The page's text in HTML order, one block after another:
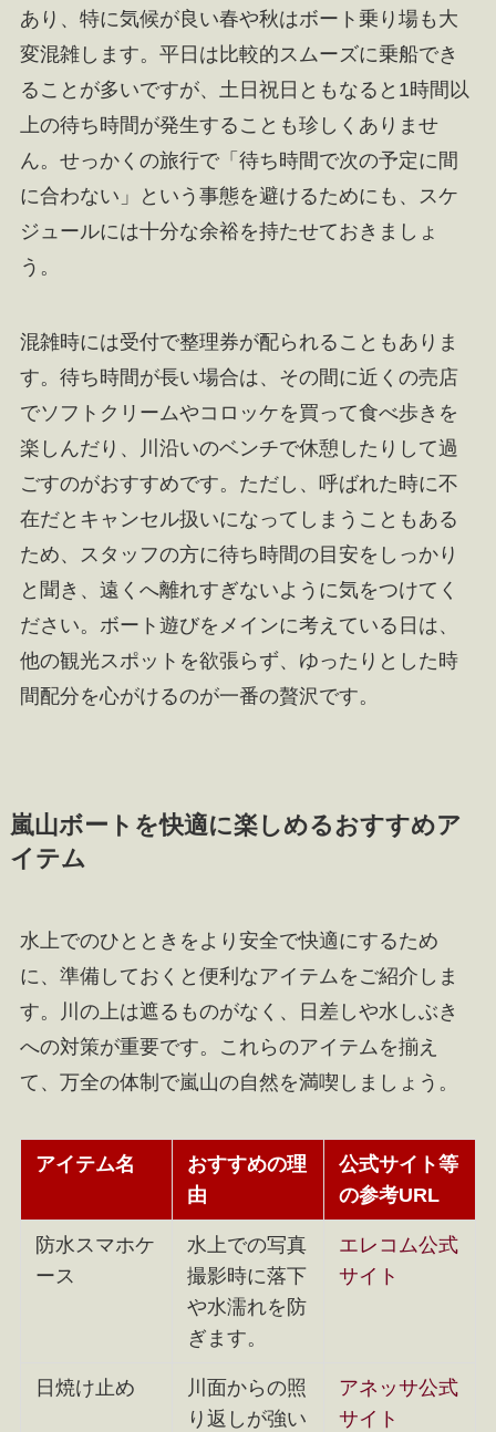
あり、特に気候が良い春や秋はボート乗り場も大
変混雑します。平日は比較的スムーズに乗船でき
ることが多いですが、土日祝日ともなると1時間以
上の待ち時間が発生することも珍しくありませ
ん。せっかくの旅行で「待ち時間で次の予定に間
に合わない」という事態を避けるためにも、スケ
ジュールには十分な余裕を持たせておきましょ
う。
混雑時には受付で整理券が配られることもありま
す。待ち時間が長い場合は、その間に近くの売店
でソフトクリームやコロッケを買って食べ歩きを
楽しんだり、川沿いのベンチで休憩したりして過
ごすのがおすすめです。ただし、呼ばれた時に不
在だとキャンセル扱いになってしまうこともある
ため、スタッフの方に待ち時間の目安をしっかり
と聞き、遠くへ離れすぎないように気をつけてく
ださい。ボート遊びをメインに考えている日は、
他の観光スポットを欲張らず、ゆったりとした時
間配分を心がけるのが一番の贅沢です。
嵐山ボートを快適に楽しめるおすすめア
イテム
水上でのひとときをより安全で快適にするため
に、準備しておくと便利なアイテムをご紹介しま
す。川の上は遮るものがなく、日差しや水しぶき
への対策が重要です。これらのアイテムを揃え
て、万全の体制で嵐山の自然を満喫しましょう。
アイテム名
おすすめの理
由
公式サイト等
の参考URL
防水スマホケ
ース
水上での写真
撮影時に落下
や水濡れを防
ぎます。
エレコム公式
サイト
日焼け止め
川面からの照
り返しが強い
アネッサ公式
サイト